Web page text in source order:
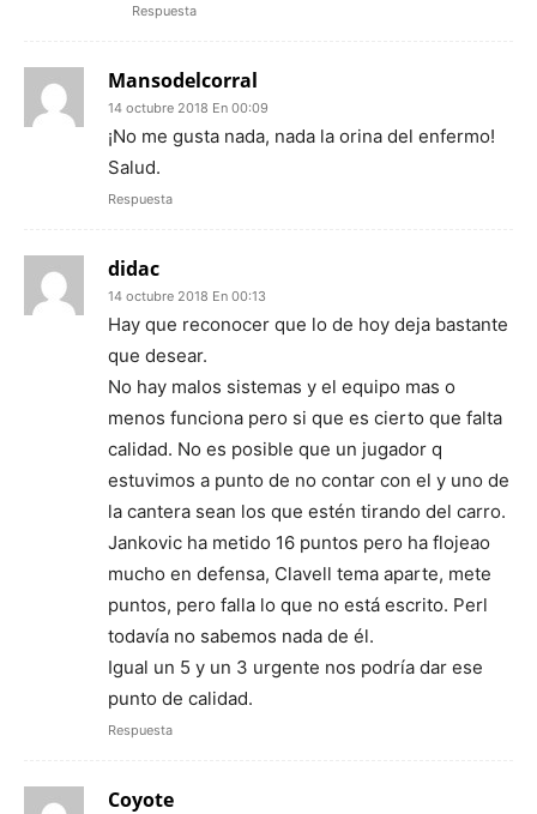
Respuesta
Mansodelcorral
14 octubre 2018 En 00:09
¡No me gusta nada, nada la orina del enfermo!
Salud.
Respuesta
didac
14 octubre 2018 En 00:13
Hay que reconocer que lo de hoy deja bastante
que desear.
No hay malos sistemas y el equipo mas o
menos funciona pero si que es cierto que falta
calidad. No es posible que un jugador q
estuvimos a punto de no contar con el y uno de
la cantera sean los que estén tirando del carro.
Jankovic ha metido 16 puntos pero ha flojeao
mucho en defensa, Clavell tema aparte, mete
puntos, pero falla lo que no está escrito. Perl
todavía no sabemos nada de él.
Igual un 5 y un 3 urgente nos podría dar ese
punto de calidad.
Respuesta
Coyote